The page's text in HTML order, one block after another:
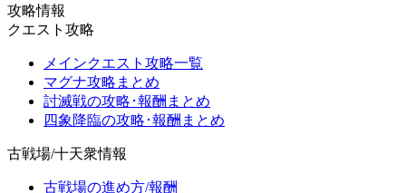
攻略情報
クエスト攻略
メインクエスト攻略一覧
マグナ攻略まとめ
討滅戦の攻略･報酬まとめ
四象降臨の攻略･報酬まとめ
古戦場/十天衆情報
古戦場の進め方/報酬